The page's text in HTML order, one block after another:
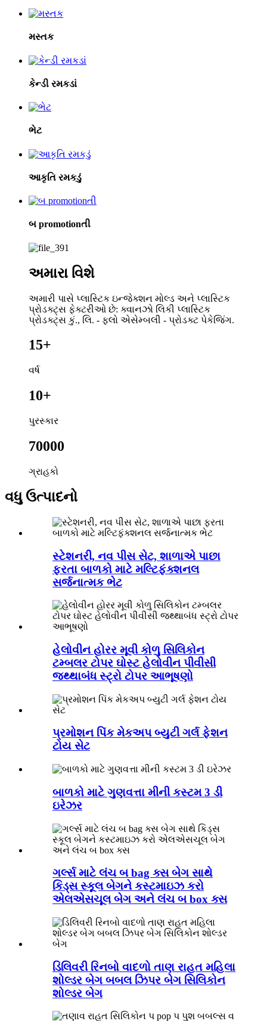
મસ્તક
કેન્ડી રમકડાં
ભેટ
આકૃતિ રમકડું
બ promotionતી
અમારા વિશે
અમારી પાસે પ્લાસ્ટિક ઇન્જેક્શન મોલ્ડ અને પ્લાસ્ટિક
પ્રોડક્ટ્સ ફેક્ટરીઓ છે: ક્વાનઝો લિકી પ્લાસ્ટિક
પ્રોડક્ટ્સ કું., લિ. - ફ્લો એસેમ્બલી - પ્રોડક્ટ પેકેજિંગ.
15+
વર્ષ
10+
પુરસ્કાર
70000
ગ્રાહકો
વધુ ઉત્પાદનો
સ્ટેશનરી, નવ પીસ સેટ, શાળાએ પાછા
ફરતા બાળકો માટે મલ્ટિફંક્શનલ
સર્જનાત્મક ભેટ
હેલોવીન હોરર મૂવી કોળુ સિલિકોન
ટમ્બલર ટોપર ઘોસ્ટ હેલોવીન પીવીસી
જથ્થાબંધ સ્ટ્રો ટોપર આભૂષણો
પ્રમોશન પિંક મેકઅપ બ્યુટી ગર્લ ફેશન
ટોય સેટ
બાળકો માટે ગુણવત્તા મીની કસ્ટમ 3 ડી
ઇરેઝર
ગર્લ્સ માટે લંચ બ bag ક્સ બેગ સાથે
કિડ્સ સ્કૂલ બેગને કસ્ટમાઇઝ કરો
એલએસચૂલ બેગ અને લંચ બ box ક્સ
ડિલિવરી રિનબો વાદળો તાણ રાહત મહિલા
શોલ્ડર બેગ બબલ ઝિપર બેગ સિલિકોન
શોલ્ડર બેગ